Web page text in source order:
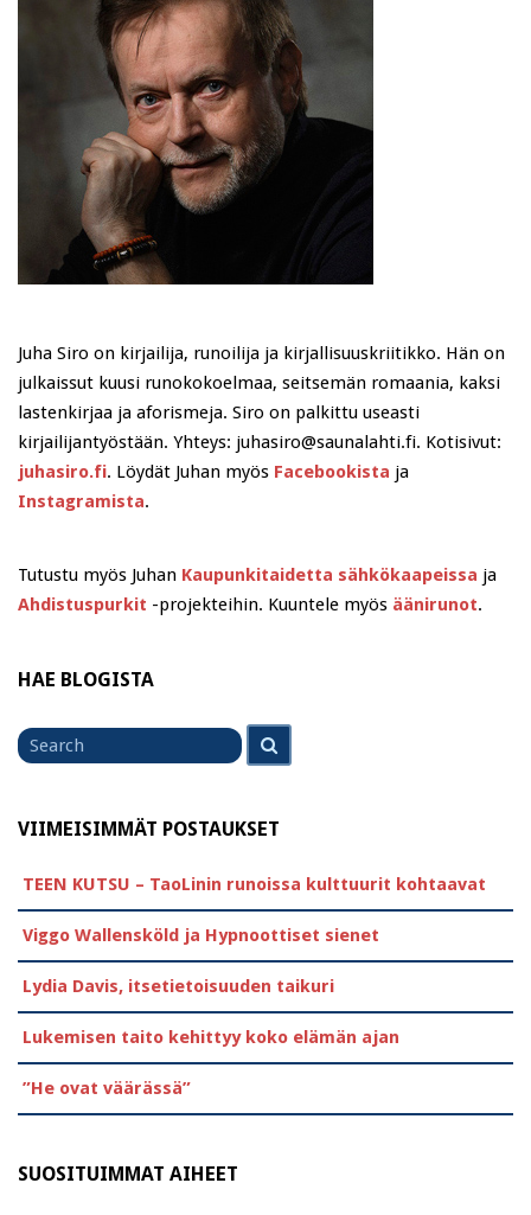
Juha Siro on kirjailija, runoilija ja kirjallisuuskriitikko. Hän on
julkaissut kuusi runokokoelmaa, seitsemän romaania, kaksi
lastenkirjaa ja aforismeja. Siro on palkittu useasti
kirjailijantyöstään. Yhteys: juhasiro@saunalahti.fi. Kotisivut:
juhasiro.fi. Löydät Juhan myös Facebookista ja
Instagramista.
Tutustu myös Juhan Kaupunkitaidetta sähkökaapeissa ja
Ahdistuspurkit -projekteihin. Kuuntele myös äänirunot.
HAE BLOGISTA
Search
for
VIIMEISIMMÄT POSTAUKSET
TEEN KUTSU – TaoLinin runoissa kulttuurit kohtaavat
Viggo Wallensköld ja Hypnoottiset sienet
Lydia Davis, itsetietoisuuden taikuri
Lukemisen taito kehittyy koko elämän ajan
”He ovat väärässä”
SUOSITUIMMAT AIHEET